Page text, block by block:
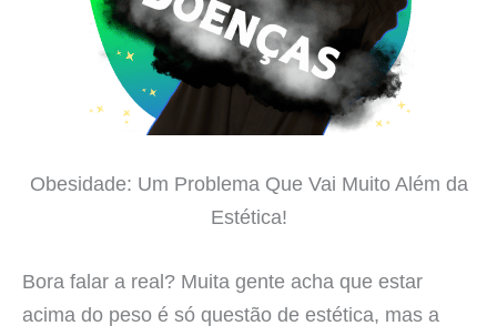
Obesidade: Um Problema Que Vai Muito Além da
Estética!
Bora falar a real? Muita gente acha que estar
acima do peso é só questão de estética, mas a